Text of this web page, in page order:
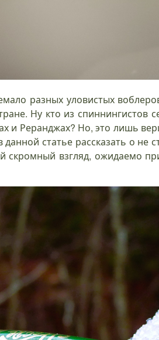
разных уловистых
Ну кто из спиннингистов
и Реранджах? Но, это лишь
статье рассказать о не
взгляд, ожидаемо